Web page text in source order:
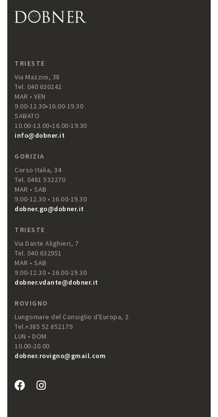
TRIESTE
Via Mazzini, 38
Tel. 040 630242
MAR • VEN
9.00-12.30•16.00-19.30
SABATO
10.00-13.00•16.00-19.30
info@dobner.it
GORIZIA
Corso Italia, 34
Tel. 0481 532270
MAR • SAB
9.00-12.30 • 16.00-19.30
dobner.go@dobner.it
TRIESTE
Via Dante Alighieri, 7
Tel. 040 632951
MAR • SAB
9.00-12.30 • 16.00-19.30
dobner.vdante@dobner.it
ROVIGNO
Lungomare del Consiglio d'Europa, 2
Tel.+385 52 852179
LUN • DOM
10.00-20.00
dobner.rovigno@gmail.com